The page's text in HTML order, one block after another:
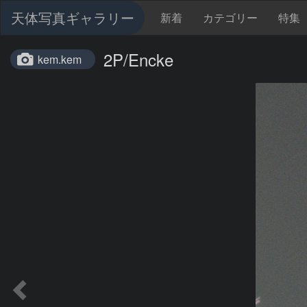
天体写真ギャラリー 新着 カテゴリー 特集
kem.kem 2P/Encke